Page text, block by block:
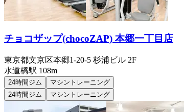
チョコザップ(chocoZAP) 本郷一丁目店
東京都文京区本郷1-20-5 杉浦ビル 2F
水道橋駅 108m
24時間ジム
マシントレーニング
24時間ジム
マシントレーニング